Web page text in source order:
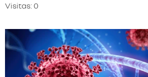
Visitas: 0